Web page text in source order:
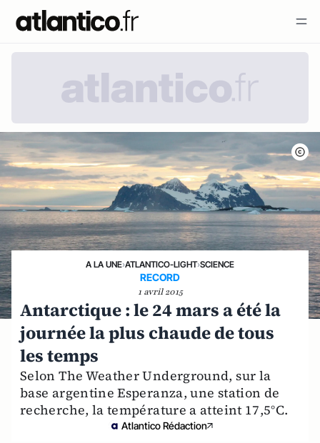
A LA UNE›ATLANTICO-LIGHT›SCIENCE
RECORD
1 avril 2015
Antarctique : le 24 mars a été la
journée la plus chaude de tous
les temps
Selon The Weather Underground, sur la
base argentine Esperanza, une station de
recherche, la température a atteint 17,5°C.
Atlantico Rédaction